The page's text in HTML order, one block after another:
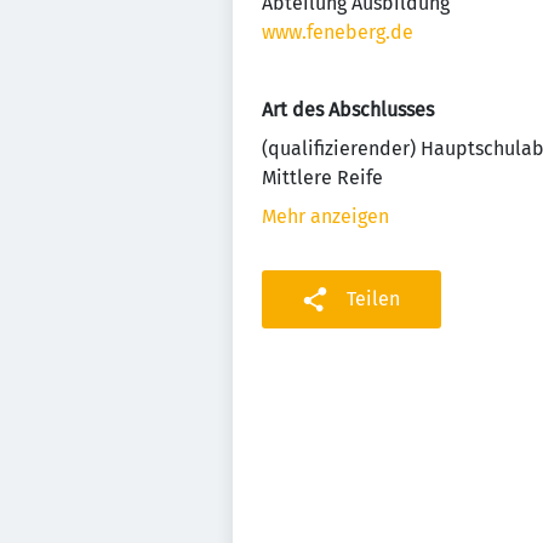
www.feneberg.de
Art des Abschlusses
(qualifizierender)
Mittlere Reife
Mehr anzeigen
Teilen